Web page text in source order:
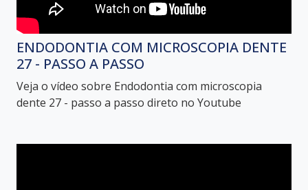
ENDODONTIA COM MICROSCOPIA DENTE
27 - PASSO A PASSO
Veja o vídeo sobre Endodontia com microscopia
dente 27 - passo a passo direto no Youtube